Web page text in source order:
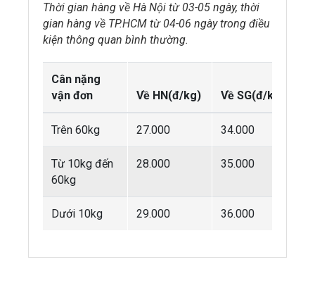
Thời gian hàng về Hà Nội từ 03-05 ngày, thời
gian hàng về TP.HCM từ 04-06 ngày trong điều
kiện thông quan bình thường.
Cân nặng
vận đơn
Về HN(đ/kg) Về SG(đ/kg)
Trên 60kg 27.000 34.000
Từ 10kg đến
60kg
28.000 35.000
Dưới 10kg 29.000 36.000